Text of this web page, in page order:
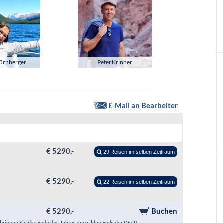
im Einzel-
im Einzel-
Peter Krinner
E-Mail an Bearbeiter
€ 5290,- 29 Reisen im selben Zeitraum
€ 5290,- 22 Reisen im selben Zeitraum
€ 5290,- Buchen